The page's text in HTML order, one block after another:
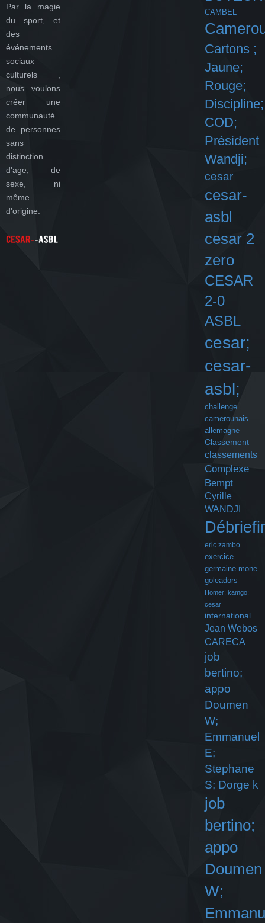
Par la magie
du sport, et
des
événements
sociaux
culturels ,
nous voulons
créer une
communauté
de personnes
sans
distinction
d'age, de
sexe, ni
même
d'origine.
CAMBEL
Cartons ;
Jaune;
Rouge;
Discipline;
COD;
Président
Wandji;
cesar
cesar-
asbl
cesar 2
zero
CESAR
2-0
ASBL
cesar;
cesar-
asbl;
challenge
camerounais
allemagne
Classement
classements
Complexe
Bempt
Cyrille
WANDJI
eric zambo
exercice
germaine mone
goleadors
Homer; kamgo;
cesar
international
Jean Webos
CARECA
job
bertino;
appo
Doumen
W;
Emmanuel
E;
Stephane
S; Dorge k
job
bertino;
appo
Doumen
W;